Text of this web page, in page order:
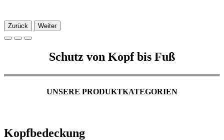
Zurück Weiter
Schutz von Kopf bis Fuß
UNSERE PRODUKTKATEGORIEN
Kopfbedeckung